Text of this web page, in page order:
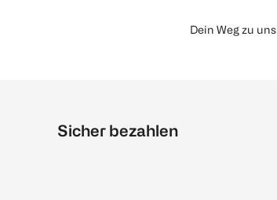
Dein Weg zu uns
Sicher bezahlen